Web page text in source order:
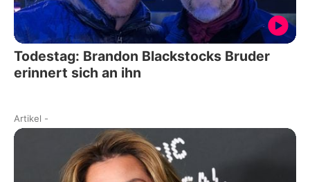
Todestag: Brandon Blackstocks Bruder
erinnert sich an ihn
Artikel -